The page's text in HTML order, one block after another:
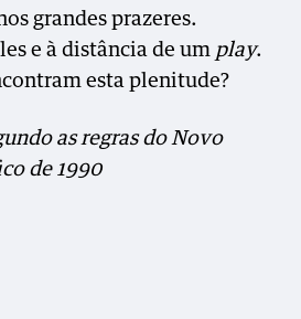
grandes prazeres.
e à distância de um play.
esta plenitude?
as regras do Novo
de 1990